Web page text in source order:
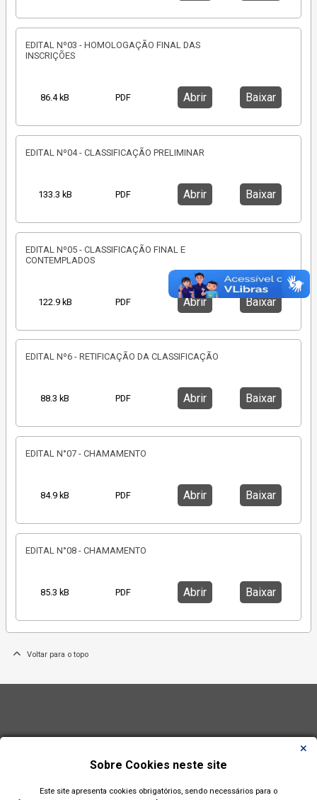
EDITAL Nº03 - HOMOLOGAÇÃO FINAL DAS
INSCRIÇÕES
86.4 kB PDF Abrir Baixar
EDITAL Nº04 - CLASSIFICAÇÃO PRELIMINAR
133.3 kB PDF Abrir Baixar
EDITAL Nº05 - CLASSIFICAÇÃO FINAL E
CONTEMPLADOS
122.9 kB PDF Abrir Baixar
EDITAL Nº6 - RETIFICAÇÃO DA CLASSIFICAÇÃO
88.3 kB PDF Abrir Baixar
EDITAL N°07 - CHAMAMENTO
84.9 kB PDF Abrir Baixar
EDITAL N°08 - CHAMAMENTO
85.3 kB PDF Abrir Baixar
Voltar para o topo
Sobre Cookies neste site
Este site apresenta cookies obrigatórios, sendo necessários para o